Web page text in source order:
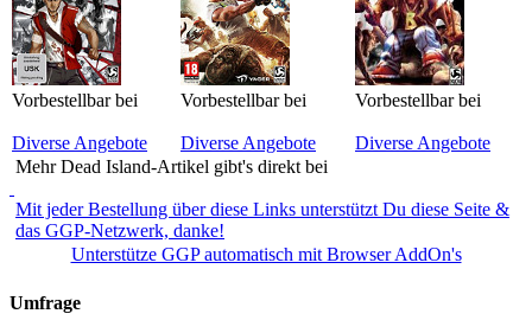
Vorbestellbar bei
Diverse Angebote
Vorbestellbar bei
Diverse Angebote
Vorbestellbar bei
Diverse Angebote
Mehr Dead Island-Artikel gibt's direkt bei
Mit jeder Bestellung über diese Links unterstützt Du diese Seite &
das GGP-Netzwerk, danke!
Unterstütze GGP automatisch mit Browser AddOn's
Umfrage